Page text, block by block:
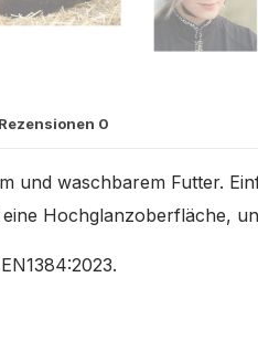
Rezensionen 0
und waschbarem Futter.
Hochglanzoberfläche,